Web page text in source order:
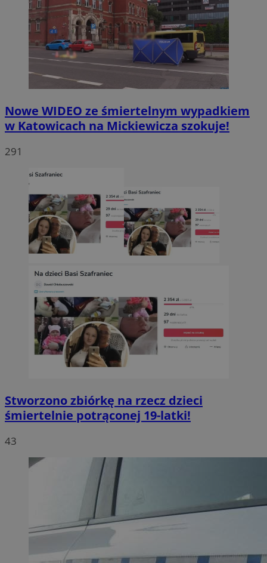
Nowe WIDEO ze śmiertelnym wypadkiem
w Katowicach na Mickiewicza szokuje!
291
Stworzono zbiórkę na rzecz dzieci
śmiertelnie potrąconej 19-latki!
43